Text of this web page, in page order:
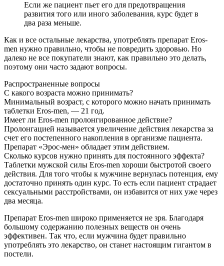
Если же пациент пьет его для предотвращения
развития того или иного заболевания, курс будет в
два раза меньше.
Как и все остальные лекарства, употреблять препарат Eros-
men нужно правильно, чтобы не повредить здоровью. Но
далеко не все покупатели знают, как правильно это делать,
поэтому они часто задают вопросы.
Распространенные вопросы
С какого возраста можно принимать?
Минимальный возраст, с которого можно начать принимать
таблетки Eros-men, — 21 год.
Имеет ли Eros-men пролонгированное действие?
Пролонгацией называется увеличение действия лекарства за
счет его постепенного накопления в организме пациента.
Препарат «Эрос-мен» обладает этим действием.
Сколько курсов нужно принять для постоянного эффекта?
Таблетки мужской силы Eros-men хороши быстротой своего
действия. Для того чтобы к мужчине вернулась потенция, ему
достаточно принять один курс. То есть если пациент страдает
сексуальными расстройствами, он избавится от них уже через
два месяца.
Препарат Eros-men широко применяется не зря. Благодаря
большому содержанию полезных веществ он очень
эффективен. Так что, если мужчина будет правильно
употреблять это лекарство, он станет настоящим гигантом в
постели.